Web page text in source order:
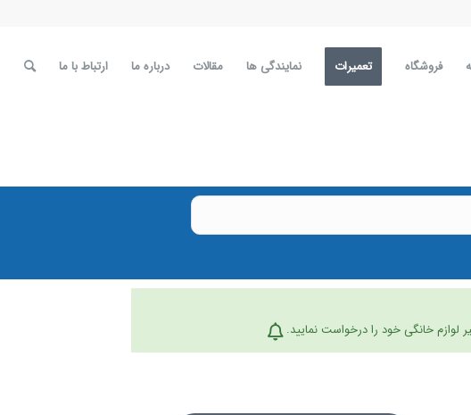
فروشگاه تعمیرات نمایندگی ها مقالات درباره ما ارتباط با ما
لوازم خانگی خود را درخواست نمایید.